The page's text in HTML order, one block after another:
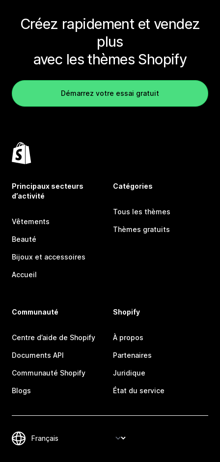
Créez rapidement et vendez
plus
avec les thèmes Shopify
Démarrez votre essai gratuit
Principaux secteurs
d’activité
Vêtements
Beauté
Bijoux et accessoires
Accueil
Catégories
Tous les thèmes
Thèmes gratuits
Communauté
Centre d’aide de Shopify
Documents API
Communauté Shopify
Blogs
Shopify
À propos
Partenaires
Juridique
État du service